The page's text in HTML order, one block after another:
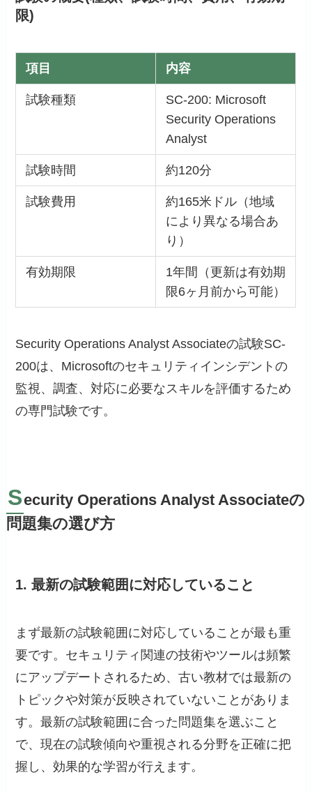
限)
項目 内容
試験種類
SC-200: Microsoft
Security Operations
Analyst
試験時間 約120分
試験費用
約165米ドル（地域
により異なる場合あ
り）
有効期限
1年間（更新は有効期
限6ヶ月前から可能）
Security Operations Analyst Associateの試験SC-
200は、Microsoftのセキュリティインシデントの
監視、調査、対応に必要なスキルを評価するため
の専門試験です。
Security Operations Analyst Associateの
問題集の選び方
1. 最新の試験範囲に対応していること
まず最新の試験範囲に対応していることが最も重
要です。セキュリティ関連の技術やツールは頻繁
にアップデートされるため、古い教材では最新の
トピックや対策が反映されていないことがありま
す。最新の試験範囲に合った問題集を選ぶこと
で、現在の試験傾向や重視される分野を正確に把
握し、効果的な学習が行えます。